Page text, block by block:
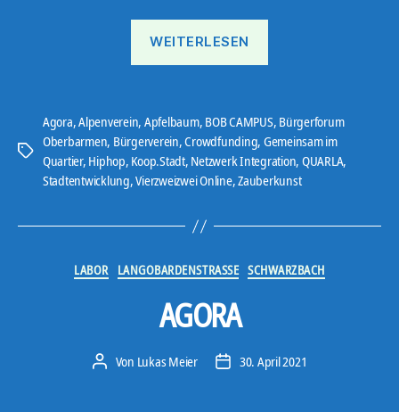
WEITERLESEN
Schlagwörter
Agora,Alpenverein, Apfelbaum, BOB CAMPUS, Bürgerforum
Oberbarmen, Bürgerverein,Crowdfunding, Gemeinsam im
Quartier, Hiphop, Koop.Stadt, Netzwerk Integration, QUARLA,
Stadtentwicklung,Vierzweizwei Online,Zauberkunst
Kategorien
LABOR LANGOBARDENSTRASSE SCHWARZBACH
AGORA
Beitragsautor
Von Lukas Meier Veröffentlichungsdatum
30. April 2021